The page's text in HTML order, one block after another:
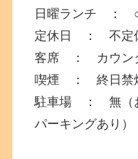
日曜ランチ ：
定休日 ： 不定
客席 ： カウン
喫煙 ： 終日禁
駐車場 ： 無（
パーキングあり）